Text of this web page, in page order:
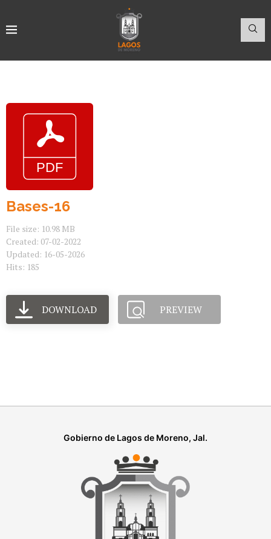
Bases-16
File size: 10.98 MB
Created: 07-02-2022
Updated: 16-05-2026
Hits: 185
DOWNLOAD PREVIEW
Gobierno de Lagos de Moreno, Jal.